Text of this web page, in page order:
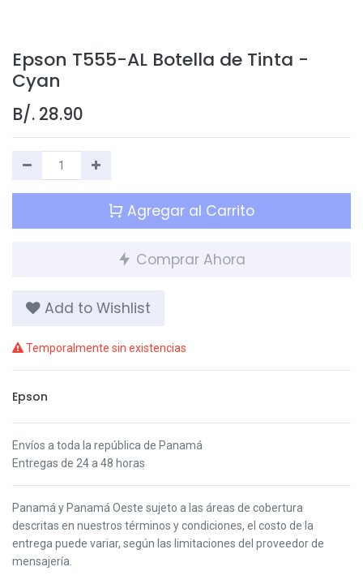
Epson T555-AL Botella de Tinta -
Cyan
B/. 28.90
Agregar al Carrito
Comprar Ahora
Add to Wishlist
Temporalmente sin existencias
Epson
Envíos a toda la república de Panamá
Entregas de 24 a 48 horas
Panamá y Panamá Oeste sujeto a las áreas de cobertura
descritas en nuestros términos y condiciones, el costo de la
entrega puede variar, según las limitaciones del proveedor de
mensajería.